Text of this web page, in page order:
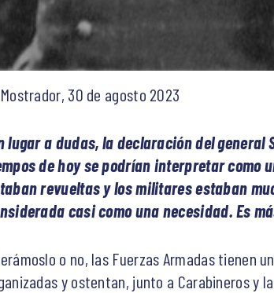
30 de agosto 2023
lugar a dudas, la declaración del general
de hoy se podrían interpretar como
revueltas y los militares estaban
casi como una necesidad. Es
o no, las Fuerzas Armadas tienen
y ostentan, junto a Carabineros y